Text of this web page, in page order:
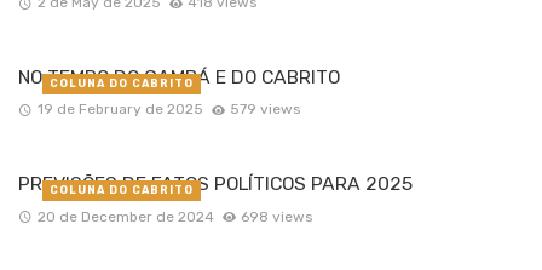
NO TEMPO DO GAMBÁ E DO CABRITO
19 de February de 2025 579 views
COLUNA DO CABRITO
PREVISÕES DE FATOS POLÍTICOS PARA 2025
20 de December de 2024 698 views
COLUNA DO CABRITO